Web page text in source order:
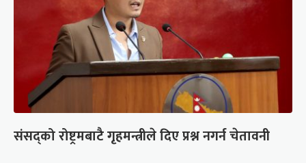
संसद्को रोष्ट्रमबाटै गृहमन्त्रीले दिए प्रश्न नगर्न चेतावनी